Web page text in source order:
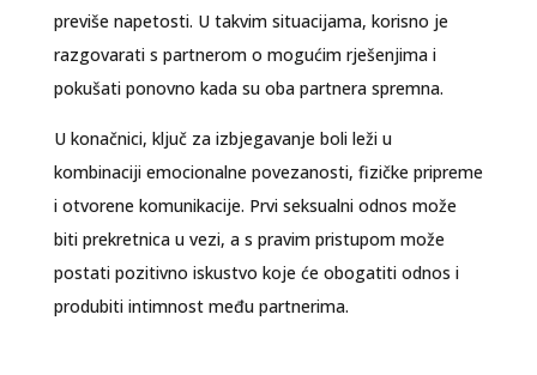
previše napetosti. U takvim situacijama, korisno je
razgovarati s partnerom o mogućim rješenjima i
pokušati ponovno kada su oba partnera spremna.
U konačnici, ključ za izbjegavanje boli leži u
kombinaciji emocionalne povezanosti, fizičke pripreme
i otvorene komunikacije. Prvi seksualni odnos može
biti prekretnica u vezi, a s pravim pristupom može
postati pozitivno iskustvo koje će obogatiti odnos i
produbiti intimnost među partnerima.